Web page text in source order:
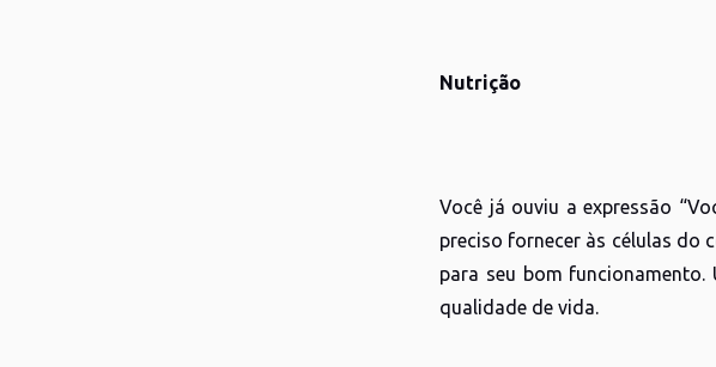
Nutrição
Você já ouviu a expressão
preciso fornecer às células do
para seu bom
qualidade de vida.